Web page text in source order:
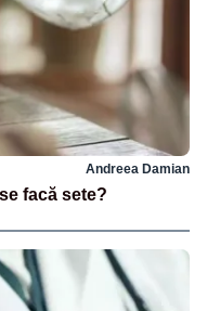
Andreea Damian
facă sete?